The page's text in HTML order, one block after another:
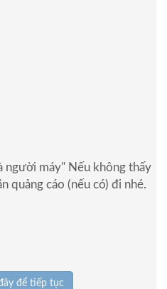
người máy" Nếu không thấy
quảng cáo (nếu có) đi nhé.
để tiếp tục